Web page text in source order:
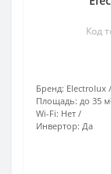
Код
Бренд: Electrolux
Площадь: до 35
Wi-Fi: Нет
Инвертор: Да